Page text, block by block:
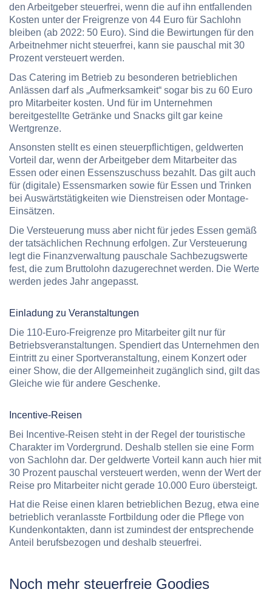
den Arbeitgeber steuerfrei, wenn die auf ihn entfallenden
Kosten unter der Freigrenze von 44 Euro für Sachlohn
bleiben (ab 2022: 50 Euro). Sind die Bewirtungen für den
Arbeitnehmer nicht steuerfrei, kann sie pauschal mit 30
Prozent versteuert werden.
Das Catering im Betrieb zu besonderen betrieblichen
Anlässen darf als „Aufmerksamkeit“ sogar bis zu 60 Euro
pro Mitarbeiter kosten. Und für im Unternehmen
bereitgestellte Getränke und Snacks gilt gar keine
Wertgrenze.
Ansonsten stellt es einen steuerpflichtigen, geldwerten
Vorteil dar, wenn der Arbeitgeber dem Mitarbeiter das
Essen oder einen Essenszuschuss bezahlt. Das gilt auch
für (digitale) Essensmarken sowie für Essen und Trinken
bei Auswärtstätigkeiten wie Dienstreisen oder Montage-
Einsätzen.
Die Versteuerung muss aber nicht für jedes Essen gemäß
der tatsächlichen Rechnung erfolgen. Zur Versteuerung
legt die Finanzverwaltung pauschale Sachbezugswerte
fest, die zum Bruttolohn dazugerechnet werden. Die Werte
werden jedes Jahr angepasst.
Einladung zu Veranstaltungen
Die 110-Euro-Freigrenze pro Mitarbeiter gilt nur für
Betriebsveranstaltungen. Spendiert das Unternehmen den
Eintritt zu einer Sportveranstaltung, einem Konzert oder
einer Show, die der Allgemeinheit zugänglich sind, gilt das
Gleiche wie für andere Geschenke.
Incentive-Reisen
Bei Incentive-Reisen steht in der Regel der touristische
Charakter im Vordergrund. Deshalb stellen sie eine Form
von Sachlohn dar. Der geldwerte Vorteil kann auch hier mit
30 Prozent pauschal versteuert werden, wenn der Wert der
Reise pro Mitarbeiter nicht gerade 10.000 Euro übersteigt.
Hat die Reise einen klaren betrieblichen Bezug, etwa eine
betrieblich veranlasste Fortbildung oder die Pflege von
Kundenkontakten, dann ist zumindest der entsprechende
Anteil berufsbezogen und deshalb steuerfrei.
Noch mehr steuerfreie Goodies